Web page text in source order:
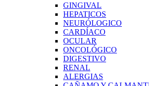
GINGIVAL
HEPATICOS
NEURÓLOGICO
CARDÍACO
OCULAR
ONCOLÓGICO
DIGESTIVO
RENAL
ALERGIAS